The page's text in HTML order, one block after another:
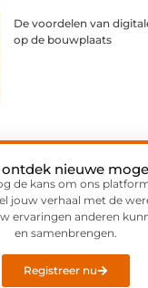
De voordelen van
op de bouwplaats
nieuwe
de kans om ons
jouw verhaal met de
ervaringen anderen
en samenbrengen.
Registreer nu